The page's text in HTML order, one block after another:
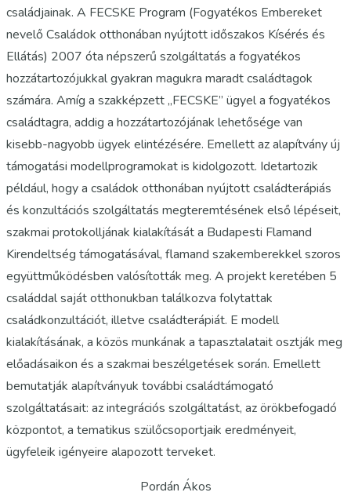
családjainak. A FECSKE Program (Fogyatékos Embereket
nevelő Családok otthonában nyújtott időszakos Kísérés és
Ellátás) 2007 óta népszerű szolgáltatás a fogyatékos
hozzátartozójukkal gyakran magukra maradt családtagok
számára. Amíg a szakképzett „FECSKE” ügyel a fogyatékos
családtagra, addig a hozzátartozójának lehetősége van
kisebb-nagyobb ügyek elintézésére. Emellett az alapítvány új
támogatási modellprogramokat is kidolgozott. Idetartozik
például, hogy a családok otthonában nyújtott családterápiás
és konzultációs szolgáltatás megteremtésének első lépéseit,
szakmai protokolljának kialakítását a Budapesti Flamand
Kirendeltség támogatásával, flamand szakemberekkel szoros
együttműködésben valósították meg. A projekt keretében 5
családdal saját otthonukban találkozva folytattak
családkonzultációt, illetve családterápiát. E modell
kialakításának, a közös munkának a tapasztalatait osztják meg
előadásaikon és a szakmai beszélgetések során. Emellett
bemutatják alapítványuk további családtámogató
szolgáltatásait: az integrációs szolgáltatást, az örökbefogadó
központot, a tematikus szülőcsoportjaik eredményeit,
ügyfeleik igényeire alapozott terveket.
Pordán Ákos